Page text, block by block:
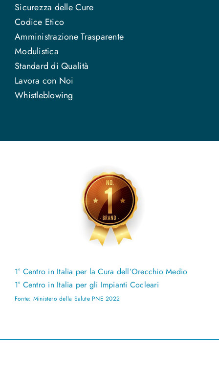
Sicurezza delle Cure
Codice Etico
Amministrazione Trasparente
Modulistica
Standard di Qualità
Lavora con Noi
Whistleblowing
1° Centro in Italia per la Cura dell’Orecchio Medio
1° Centro in Italia per gli Impianti Cocleari
Fonte: Ministero della Salute PNE 2022